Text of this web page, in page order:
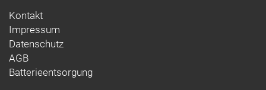
Kontakt
Impressum
Datenschutz
AGB
Batterieentsorgung